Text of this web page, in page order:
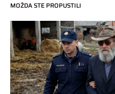
MOŽDA STE PROPUSTILI